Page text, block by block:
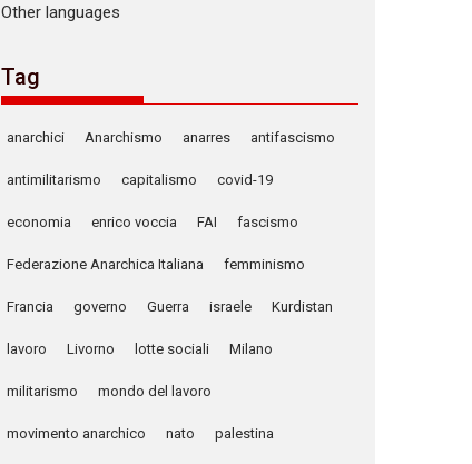
Other languages
Tag
anarchici Anarchismo anarres antifascismo
antimilitarismo capitalismo covid-19
economia enrico voccia FAI fascismo
Federazione Anarchica Italiana femminismo
Francia governo Guerra israele Kurdistan
lavoro Livorno lotte sociali Milano
militarismo mondo del lavoro
movimento anarchico nato palestina